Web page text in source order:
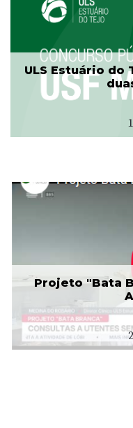
ULS Estuário do
Projeto "Bata